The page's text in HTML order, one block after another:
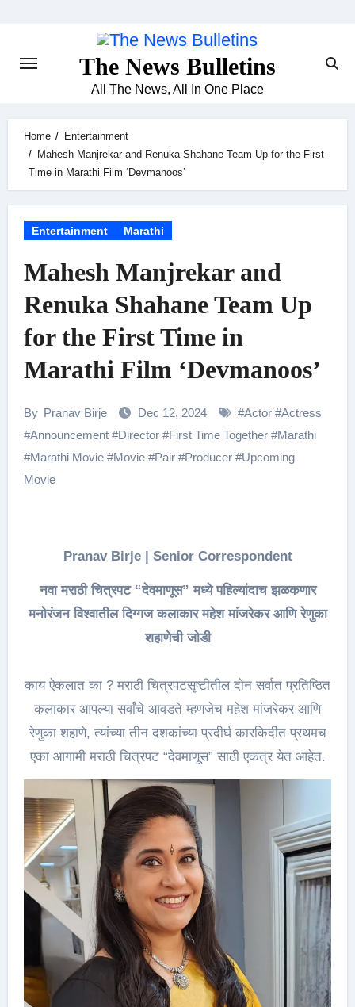
The News Bulletins
All The News, All In One Place
Home
Entertainment
Mahesh Manjrekar and Renuka Shahane Team Up for the First
Time in Marathi Film ‘Devmanoos’
Entertainment Marathi
Mahesh Manjrekar and
Renuka Shahane Team Up
for the First Time in
Marathi Film ‘Devmanoos’
By Pranav Birje Dec 12, 2024 #Actor #Actress
#Announcement#Director#First Time Together#Marathi
#Marathi Movie#Movie#Pair#Producer#Upcoming
Movie
Pranav Birje | Senior Correspondent
नवा मराठी चित्रपट “देवमाणूस” मध्ये पहिल्यांदाच झळकणार
मनोरंजन विश्वातील दिग्गज कलाकार महेश मांजरेकर आणि रेणुका
शहाणेची जोडी
काय ऐकलात का ? मराठी चित्रपटसृष्टीतील दोन सर्वात प्रतिष्ठित
कलाकार आपल्या सर्वांचे आवडते म्हणजेच महेश मांजरेकर आणि
रेणुका शहाणे, त्यांच्या तीन दशकांच्या प्रदीर्घ कारकिर्दीत प्रथमच
एका आगामी मराठी चित्रपट “देवमाणूस” साठी एकत्र येत आहेत.